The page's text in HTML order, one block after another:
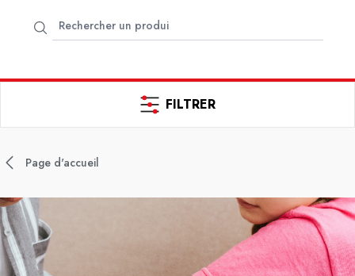
FILTRER
Page d'accueil